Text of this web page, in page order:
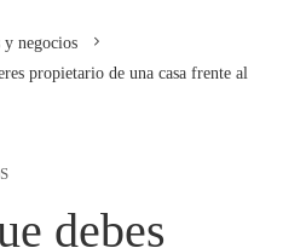
y negocios
propietario de una casa frente al
debes